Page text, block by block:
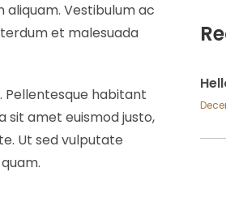
aliquam. Vestibulum ac
et malesuada
Pellentesque habitant
sit amet euismod justo,
Ut sed vulputate